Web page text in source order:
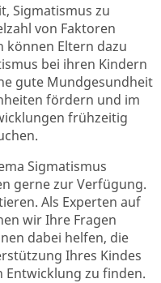
Sigmatismus zu
von Faktoren
können Eltern dazu
bei ihren Kindern
gute Mundgesundheit
fördern und im
frühzeitig
Sigmatismus
gerne zur Verfügung.
Als Experten auf
wir Ihre Fragen
dabei helfen, die
Ihres Kindes
Entwicklung zu finden.